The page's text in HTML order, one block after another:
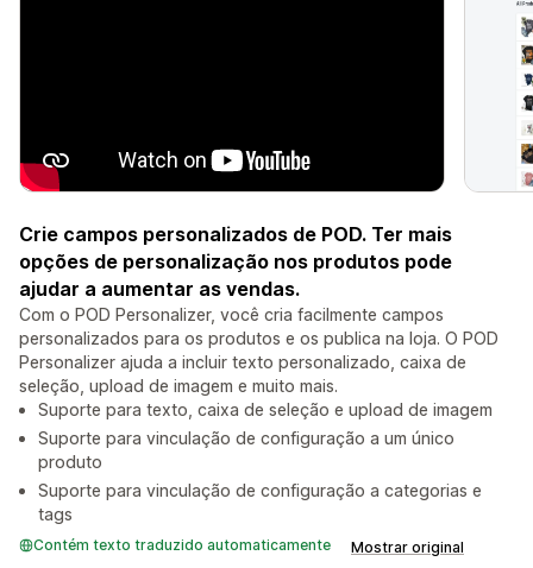
Crie campos personalizados de POD. Ter mais
opções de personalização nos produtos pode
ajudar a aumentar as vendas.
Com o POD Personalizer, você cria facilmente campos
personalizados para os produtos e os publica na loja. O POD
Personalizer ajuda a incluir texto personalizado, caixa de
seleção, upload de imagem e muito mais.
Suporte para texto, caixa de seleção e upload de imagem
Suporte para vinculação de configuração a um único
produto
Suporte para vinculação de configuração a categorias e
tags
Contém texto traduzido automaticamente Mostrar original